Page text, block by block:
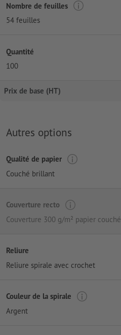
Nombre de feuilles
54 feuilles
Quantité
100
Prix de base (HT)
Autres options
Qualité de papier
Couché brillant
Couverture recto
Couverture 300 g/m² papier couché
Reliure
Reliure spirale avec crochet
Couleur de la spirale
Argent